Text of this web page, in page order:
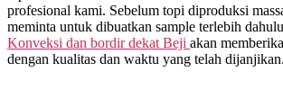
profesional kami. Sebelum topi diproduksi
meminta untuk dibuatkan sample terlebih
Konveksi dan bordir dekat Beji akan
dengan kualitas dan waktu yang telah dijanjikan.